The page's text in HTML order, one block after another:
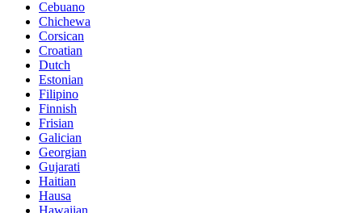
Cebuano
Chichewa
Corsican
Croatian
Dutch
Estonian
Filipino
Finnish
Frisian
Galician
Georgian
Gujarati
Haitian
Hausa